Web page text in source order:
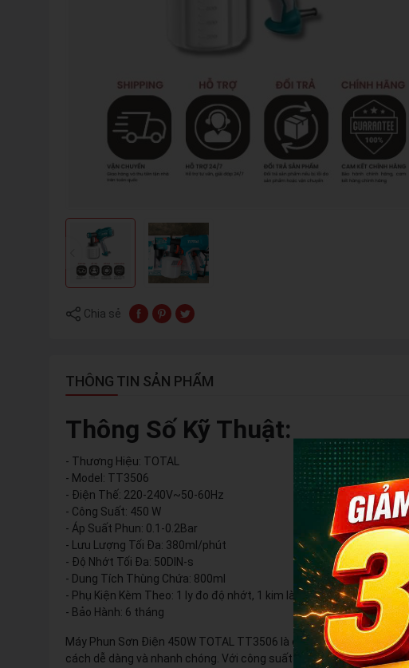
Chia sẻ
THÔNG TIN SẢN PHẨM
Thông Số Kỹ Thuật:
- Thương Hiệu: TOTAL
- Model: TT3506
- Điện Thế: 220-240V~50-60Hz
- Công Suất: 450 W
- Áp Suất Phun: 0.1-0.2Bar
- Lưu Lượng Tối Đa: 380ml/phút
- Độ Nhớt Tối Đa: 50DIN-s
- Dung Tích Thùng Chứa: 800ml
- Phụ Kiện Kèm Theo: 1 ly đo độ nhớt, 1 kim làm sạch vòi phun, 1
- Bảo Hành: 6 tháng
Máy Phun Sơn Điện 450W TOTAL TT3506 là công cụ không thể
cách dễ dàng và nhanh chóng. Với công suất 450W mạnh mẽ,